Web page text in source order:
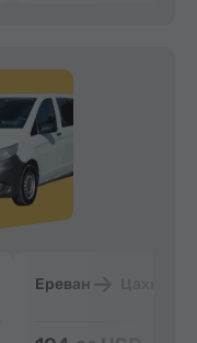
Ереван